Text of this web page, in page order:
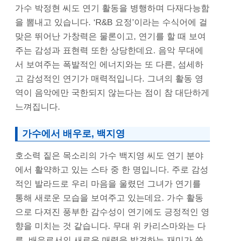
가수 박정현 씨도 연기 활동을 병행하며 다재다능함
을 뽐내고 있습니다. ‘R&B 요정’이라는 수식어에 걸
맞은 뛰어난 가창력은 물론이고, 연기를 할 때 보여
주는 감성과 표현력 또한 상당한데요. 음악 무대에
서 보여주는 폭발적인 에너지와는 또 다른, 섬세하
고 감성적인 연기가 매력적입니다. 그녀의 활동 영
역이 음악에만 국한되지 않는다는 점이 참 대단하게
느껴집니다.
가수에서 배우로, 백지영
호소력 짙은 목소리의 가수 백지영 씨도 연기 분야
에서 활약하고 있는 스타 중 한 명입니다. 주로 감성
적인 발라드로 우리 마음을 울렸던 그녀가 연기를
통해 새로운 모습을 보여주고 있는데요. 가수 활동
으로 다져진 풍부한 감수성이 연기에도 긍정적인 영
향을 미치는 것 같습니다. 무대 위 카리스마와는 다